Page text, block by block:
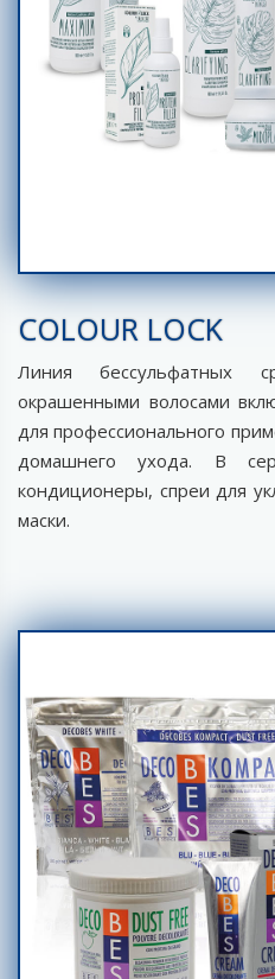
COLOUR LOCK
Линия бессульфатных
окрашенными волосами
для профессионального
домашнего ухода. В
кондиционеры, спреи для
маски.